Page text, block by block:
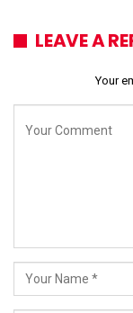
LEAVE A
Your